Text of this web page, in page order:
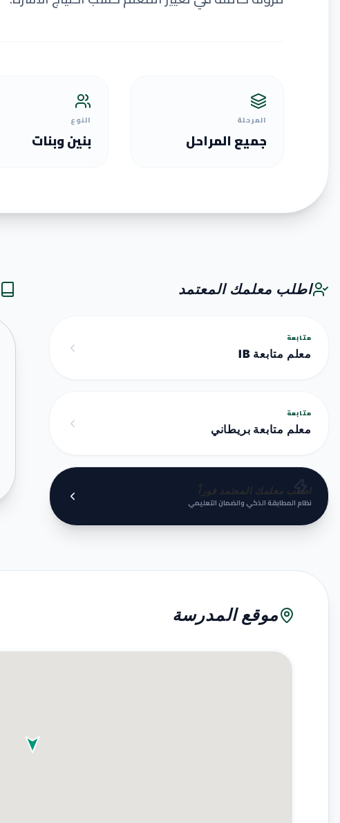
المرحلة
جميع المراحل
النوع
بنين وبنات
اطلب معلمك المعتمد
متابعة
معلم متابعة IB
متابعة
معلم متابعة بريطاني
اطلب معلمك المعتمد فوراً
نظام المطابقة الذكي والضمان التعليمي
موقع المدرسة